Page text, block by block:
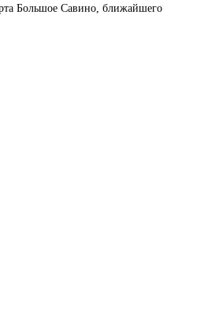
Большое Савино, ближайшего